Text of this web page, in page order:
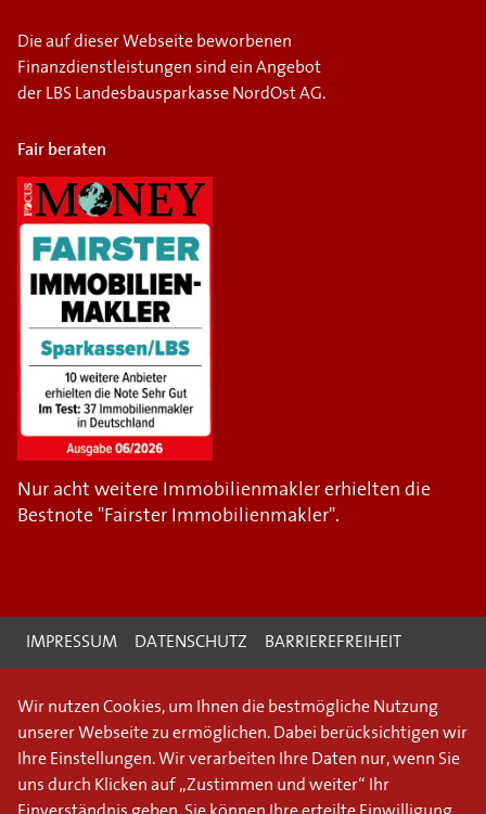
Die auf dieser Webseite beworbenen
Finanzdienstleistungen sind ein Angebot
der LBS Landesbausparkasse NordOst AG.
Fair beraten
Nur acht weitere Immobilienmakler erhielten die
Bestnote "Fairster Immobilienmakler".
IMPRESSUM DATENSCHUTZ BARRIEREFREIHEIT
Wir nutzen Cookies, um Ihnen die bestmögliche Nutzung
unserer Webseite zu ermöglichen. Dabei berücksichtigen wir
Ihre Einstellungen. Wir verarbeiten Ihre Daten nur, wenn Sie
uns durch Klicken auf „Zustimmen und weiter“ Ihr